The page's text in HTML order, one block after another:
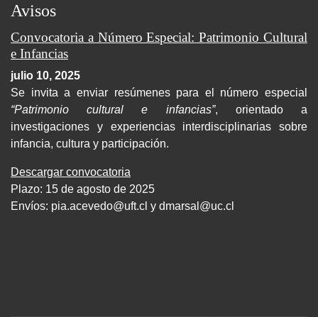
Avisos
Convocatoria a Número Especial: Patrimonio Cultural
e Infancias
julio 10, 2025
Se invita a enviar resúmenes para el número especial
“Patrimonio cultural e infancias”, orientado a
investigaciones y experiencias interdisciplinarias sobre
infancia, cultura y participación.
Descargar convocatoria
Plazo: 15 de agosto de 2025
Envíos: pia.acevedo@uft.cl y dmarsal@uc.cl